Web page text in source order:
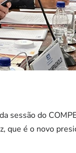
sessão do
que é o novo